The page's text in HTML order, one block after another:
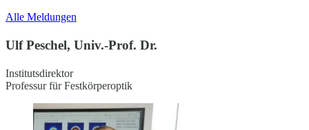
Alle Meldungen
Ulf Peschel, Univ.-Prof. Dr.
Institutsdirektor
Professur für Festkörperoptik